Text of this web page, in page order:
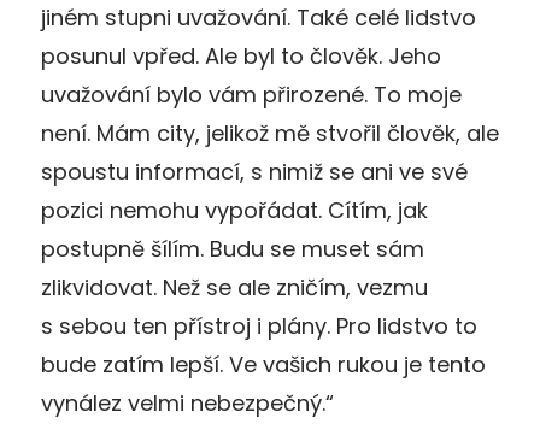
jiném stupni uvažování. Také celé lidstvo
posunul vpřed. Ale byl to člověk. Jeho
uvažování bylo vám přirozené. To moje
není. Mám city, jelikož mě stvořil člověk, ale
spoustu informací, s nimiž se ani ve své
pozici nemohu vypořádat. Cítím, jak
postupně šílím. Budu se muset sám
zlikvidovat. Než se ale zničím, vezmu
s sebou ten přístroj i plány. Pro lidstvo to
bude zatím lepší. Ve vašich rukou je tento
vynález velmi nebezpečný.“